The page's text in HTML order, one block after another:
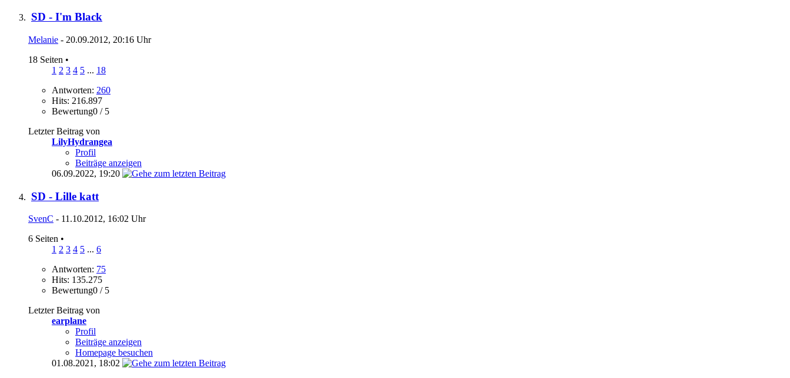
SD - I'm Black
Melanie - 20.09.2012, 20:16 Uhr
18 Seiten •
1 2 3 4 5 ... 18
Antworten: 260
Hits: 216.897
Bewertung0 / 5
Letzter Beitrag von
LilyHydrangea
Profil
Beiträge anzeigen
06.09.2022, 19:20
SD - Lille katt
SvenC - 11.10.2012, 16:02 Uhr
6 Seiten •
1 2 3 4 5 ... 6
Antworten: 75
Hits: 135.275
Bewertung0 / 5
Letzter Beitrag von
earplane
Profil
Beiträge anzeigen
Homepage besuchen
01.08.2021, 18:02